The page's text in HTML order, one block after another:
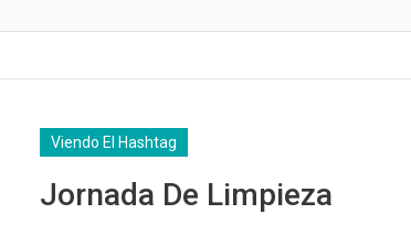
Viendo El Hashtag
Jornada De Limpieza